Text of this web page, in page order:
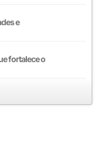
e
fortalece o